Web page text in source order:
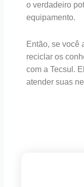
o verdadeiro
equipamento.
Então, se você
reciclar os
com a Tecsul.
atender suas